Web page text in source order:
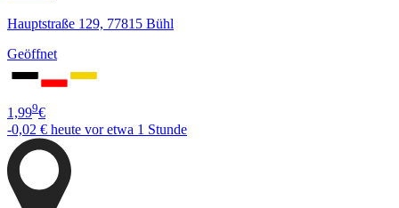
Hauptstraße 129, 77815 Bühl
Geöffnet
1,999€
-0,02 € heute vor etwa 1 Stunde